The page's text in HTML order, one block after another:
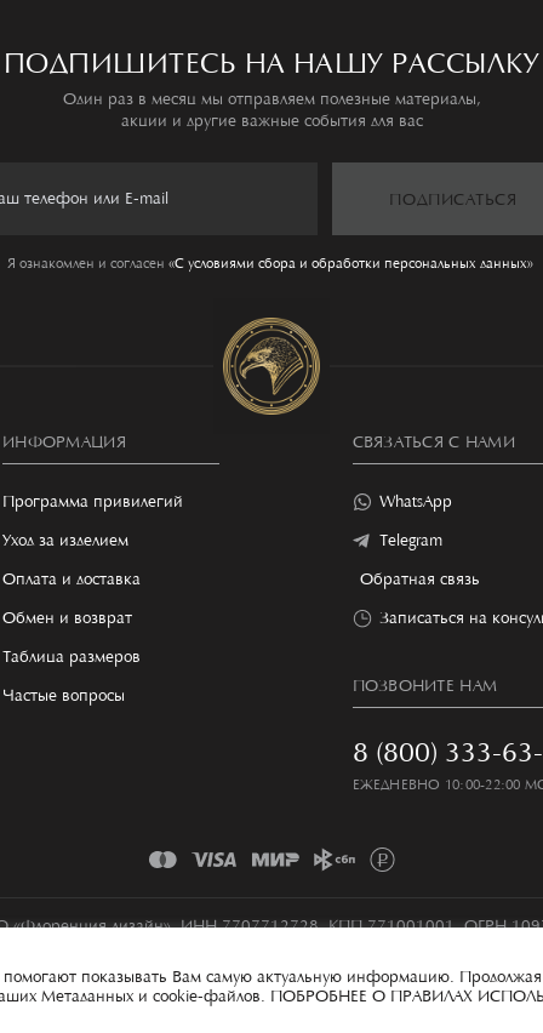
показывать Вам самую актуальную информацию. Продолжая
Метаданных и cookie-файлов. ПОБРОБНЕЕ О ПРАВИЛАХ
ПОДПИШИТЕСЬ НА НАШУ РАССЫЛКУ
Один раз в месяц мы отправляем полезные материалы,
акции и другие важные события для вас
ПОДПИСАТЬСЯ
Я ознакомлен и согласен «C условиями сбора и обработки персональных данных»
ИНФОРМАЦИЯ
Программа привилегий
Уход за изделием
Оплата и доставка
Обмен и возврат
Таблица размеров
Частые вопросы
СВЯЗАТЬСЯ С НАМИ
WhatsApp
Telegram
Обратная связь
Записаться на
ПОЗВОНИТЕ НАМ
8 (800) 333-
ЕЖЕДНЕВНО 10:00-22:00
дизайн», ИНН 7707712728, КПП 771001001, ОГРН
Карта сайта
100% MADE IN ITECH